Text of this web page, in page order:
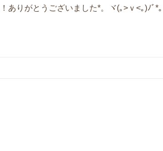
ありがとうございました*。ヾ(｡>ｖ<｡)ﾉﾞ*。